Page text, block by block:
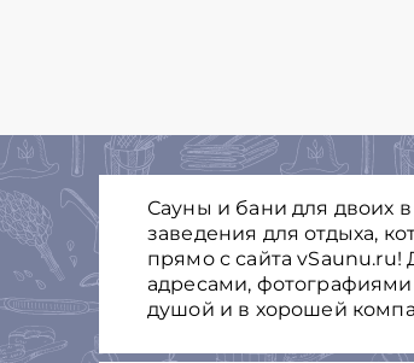
Сауны и бани для двоих
заведения для отдыха,
прямо с сайта
адресами,
душой и в хорошей